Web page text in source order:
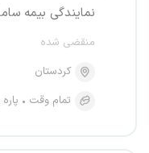
نمایندگی بیمه
منقضی شده
کردستان
تمام وقت